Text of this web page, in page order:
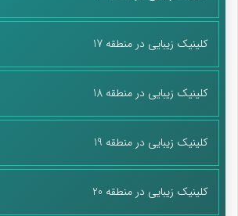
۲ نفر کادر
پرستار داشته باشیم تا بتوانیم مراقبت خوب و
بستری ارائه بدهیم.
کلینیک زیبایی در منطقه 17
کلینیک زیبایی در منطقه 18
کلینیک زیبایی در منطقه 19
کلینیک زیبایی در منطقه 20